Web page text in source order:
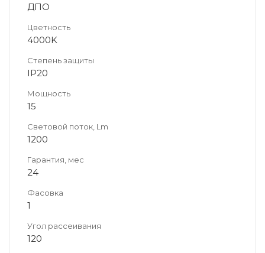
ДПО
Цветность
4000K
Степень защиты
IP20
Мощность
15
Световой поток, Lm
1200
Гарантия, мес
24
Фасовка
1
Угол рассеивания
120